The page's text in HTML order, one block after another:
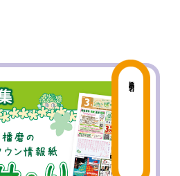
姫路・明石